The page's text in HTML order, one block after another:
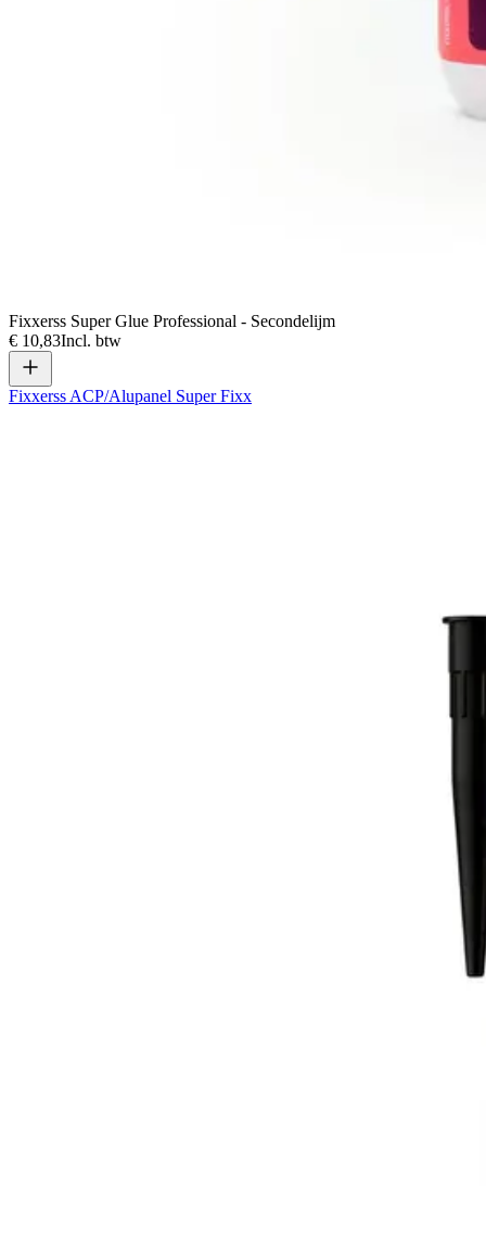
Fixxerss Super Glue Professional - Secondelijm
€ 10,83Incl. btw
Fixxerss ACP/Alupanel Super Fixx